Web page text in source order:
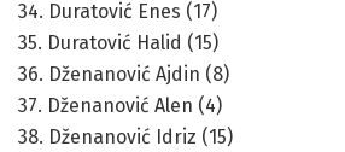
34. Duratović Enes (17)
35. Duratović Halid (15)
36. Dženanović Ajdin (8)
37. Dženanović Alen (4)
38. Dženanović Idriz (15)